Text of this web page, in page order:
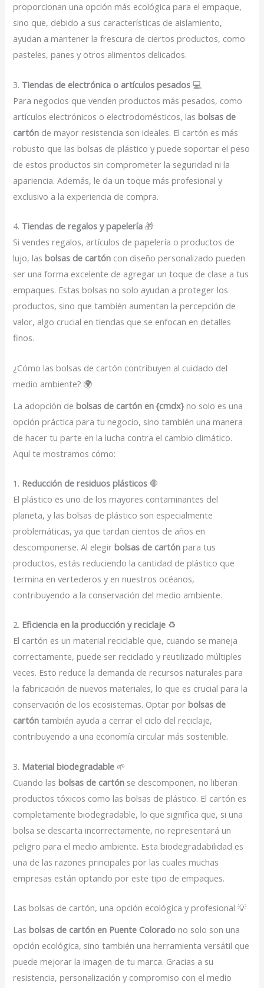
proporcionan una opción más ecológica para el empaque,
sino que, debido a sus características de aislamiento,
ayudan a mantener la frescura de ciertos productos, como
pasteles, panes y otros alimentos delicados.
3. Tiendas de electrónica o artículos pesados 💻
Para negocios que venden productos más pesados, como
artículos electrónicos o electrodomésticos, lasbolsas de
cartón de mayor resistencia son ideales. El cartón es más
robusto que las bolsas de plástico y puede soportar el peso
de estos productos sin comprometer la seguridad ni la
apariencia. Además, le da un toque más profesional y
exclusivo a la experiencia de compra.
4. Tiendas de regalos y papelería 🎁
Si vendes regalos, artículos de papelería o productos de
lujo, lasbolsas de cartón con diseño personalizado pueden
ser una forma excelente de agregar un toque de clase a tus
empaques. Estas bolsas no solo ayudan a proteger los
productos, sino que también aumentan la percepción de
valor, algo crucial en tiendas que se enfocan en detalles
finos.
¿Cómo las bolsas de cartón contribuyen al cuidado del
medio ambiente? 🌍
La adopción debolsas de cartón en {cmdx}no solo es una
opción práctica para tu negocio, sino también una manera
de hacer tu parte en la lucha contra el cambio climático.
Aquí te mostramos cómo:
1. Reducción de residuos plásticos 🛑
El plástico es uno de los mayores contaminantes del
planeta, y las bolsas de plástico son especialmente
problemáticas, ya que tardan cientos de años en
descomponerse. Al elegirbolsas de cartón para tus
productos, estás reduciendo la cantidad de plástico que
termina en vertederos y en nuestros océanos,
contribuyendo a la conservación del medio ambiente.
2. Eficiencia en la producción y reciclaje ♻️
El cartón es un material reciclable que, cuando se maneja
correctamente, puede ser reciclado y reutilizado múltiples
veces. Esto reduce la demanda de recursos naturales para
la fabricación de nuevos materiales, lo que es crucial para la
conservación de los ecosistemas. Optar porbolsas de
cartón también ayuda a cerrar el ciclo del reciclaje,
contribuyendo a una economía circular más sostenible.
3. Material biodegradable 🌱
Cuando lasbolsas de cartón se descomponen, no liberan
productos tóxicos como las bolsas de plástico. El cartón es
completamente biodegradable, lo que significa que, si una
bolsa se descarta incorrectamente, no representará un
peligro para el medio ambiente. Esta biodegradabilidad es
una de las razones principales por las cuales muchas
empresas están optando por este tipo de empaques.
Las bolsas de cartón, una opción ecológica y profesional 💡
Lasbolsas de cartón en Puente Colorado no solo son una
opción ecológica, sino también una herramienta versátil que
puede mejorar la imagen de tu marca. Gracias a su
resistencia, personalización y compromiso con el medio